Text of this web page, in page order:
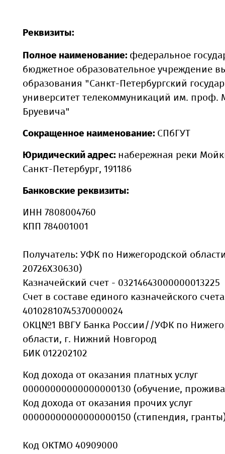
Реквизиты:
Полное наименование: федеральное
бюджетное образовательное учреждение
образования "Санкт-Петербургский
университет телекоммуникаций им. проф.
Бруевича"
Сокращенное наименование: СПбГУТ
Юридический адрес: набережная реки
Санкт-Петербург, 191186
Банковские реквизиты:
ИНН 7808004760
КПП 784001001
Получатель: УФК по Нижегородской
20726X30630)
Казначейский счет - 03214643000000013225
Счет в составе единого казначейского
40102810745370000024
ОКЦ№1 ВВГУ Банка России//УФК по
области, г. Нижний Новгород
БИК 012202102
Код дохода от оказания платных услуг
00000000000000000130 (обучение,
Код дохода от оказания прочих услуг
00000000000000000150 (стипендия,
Код ОКТМО 40909000